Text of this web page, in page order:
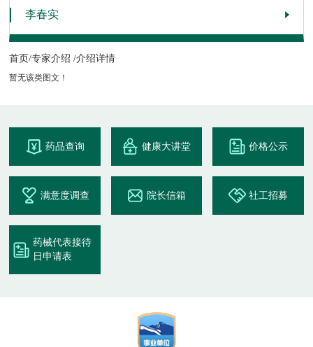
李春实
首页/专家介绍 /介绍详情
暂无该类图文！
药品查询 健康大讲堂 价格公示
满意度调查 院长信箱 社工招募
药械代表接待
日申请表